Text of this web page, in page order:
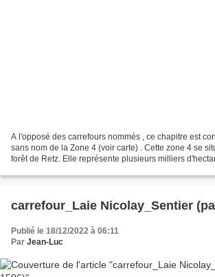
A l'opposé des carrefours nommés , ce chapitre est
sans nom de la Zone 4 (voir carte) . Cette zone 4 se
forêt de Retz. Elle représente plusieurs milliers
carrefour_Laie Nicolay_Sentier
Publié le 18/12/2022 à 06:11
Par Jean-Luc